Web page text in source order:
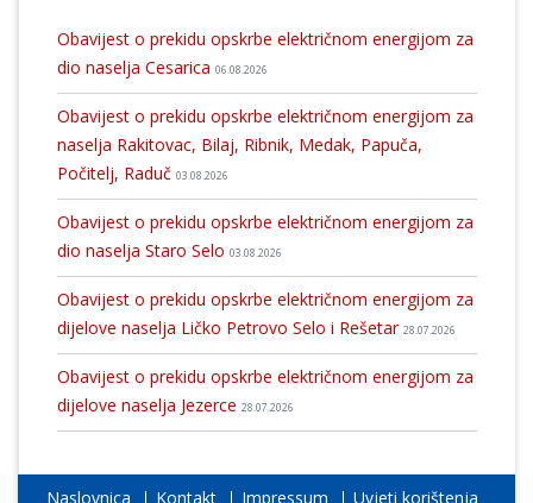
Obavijest o prekidu opskrbe električnom energijom za
dio naselja Cesarica 06.08.2026
Obavijest o prekidu opskrbe električnom energijom za
naselja Rakitovac, Bilaj, Ribnik, Medak, Papuča,
Počitelj, Raduč 03.08.2026
Obavijest o prekidu opskrbe električnom energijom za
dio naselja Staro Selo 03.08.2026
Obavijest o prekidu opskrbe električnom energijom za
dijelove naselja Ličko Petrovo Selo i Rešetar 28.07.2026
Obavijest o prekidu opskrbe električnom energijom za
dijelove naselja Jezerce 28.07.2026
Naslovnica Kontakt Impressum Uvjeti korištenja